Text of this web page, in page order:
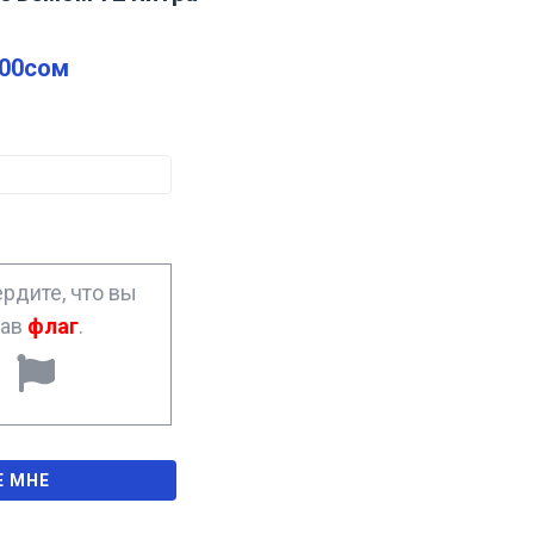
сом
что вы
флаг.